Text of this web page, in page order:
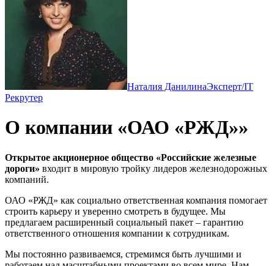
Наталия ДанилинаЭксперт/IT
Рекрутер
О компании «ОАО «РЖД»»
Открытое акционерное общество «Российские железные
дороги» входит в мировую тройку лидеров железнодорожных
компаний.
ОАО «РЖД» как социально ответственная компания помогает
строить карьеру и уверенно смотреть в будущее. Мы
предлагаем расширенный социальный пакет – гарантию
ответственного отношения компании к сотрудникам.
Мы постоянно развиваемся, стремимся быть лучшими и